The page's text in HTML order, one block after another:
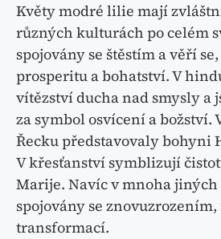
Květy modré lilie mají
různých kulturách po celém
spojovány se štěstím a věří
prosperitu a bohatství. V
vítězství ducha nad smysly a
za symbol osvícení a božství.
Řecku představovaly bohyni
V křesťanství symblizují
Marije. Navíc v mnoha
spojovány se
transformací.